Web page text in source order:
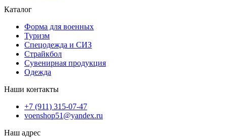
Каталог
Форма для военных
Туризм
Спецодежда и СИЗ
Страйкбол
Сувенирная продукция
Одежда
Наши контакты
+7 (911) 315-07-47
voenshop51@yandex.ru
Наш адрес